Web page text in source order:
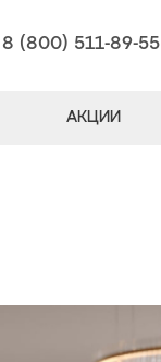
8 (800) 511-89-55
АКЦИИ